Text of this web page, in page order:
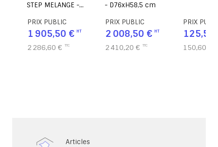
STEP MELANGE -
PRIX PUBLIC
1 905,50 €
2 286,60 €
- D76xH58,5 cm
PRIX PUBLIC
2 008,50 €
2 410,20 €
PRIX
125,50
150,60 €
Articles